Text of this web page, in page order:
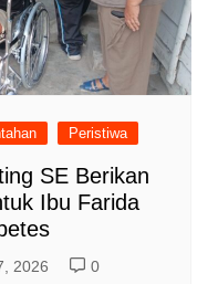
Peristiwa
SE Berikan
Ibu Farida
2026 0